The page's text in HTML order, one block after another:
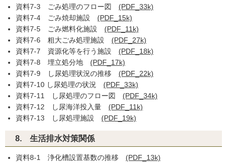
資料7-3 ごみ処理のフロー図 (PDF_33k)
資料7-4 ごみ焼却施設 (PDF_15k)
資料7-5 ごみ燃料化施設 (PDF_11k)
資料7-6 粗大ごみ処理施設 (PDF_27k)
資料7-7 資源化等を行う施設 (PDF_18k)
資料7-8 埋立処分地 (PDF_17k)
資料7-9 し尿処理状況の推移 (PDF_22k)
資料7-10 し尿処理の状況 (PDF_33k)
資料7-11 し尿処理のフロー図 (PDF_34k)
資料7-12 し尿海洋投入量 (PDF_11k)
資料7-13 し尿処理施設 (PDF_19k)
8. 生活排水対策関係
資料8-1 浄化槽設置基数の推移 (PDF_13k)